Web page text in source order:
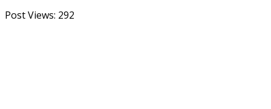
Post Views: 292